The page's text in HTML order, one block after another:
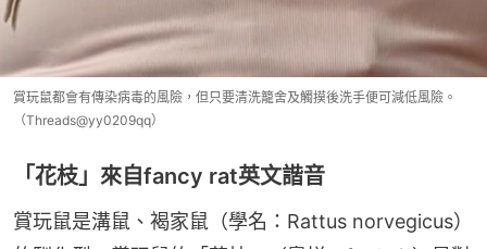
賞玩鼠都會有傳染病毒的風險，但只要清洗籠舍及觸摸後洗手便可減低風險。
（Threads@yy0209qq）
「花枝」來自fancy rat英文諧音
賞玩鼠是溝鼠、褐家鼠（學名：Rattus norvegicus）